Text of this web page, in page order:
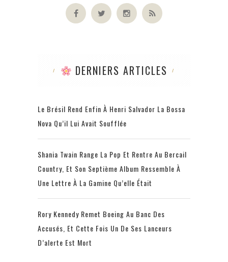
DERNIERS ARTICLES
Le Brésil Rend Enfin À Henri Salvador La Bossa
Nova Qu’il Lui Avait Soufflée
Shania Twain Range La Pop Et Rentre Au Bercail
Country, Et Son Septième Album Ressemble À
Une Lettre À La Gamine Qu’elle Était
Rory Kennedy Remet Boeing Au Banc Des
Accusés, Et Cette Fois Un De Ses Lanceurs
D’alerte Est Mort